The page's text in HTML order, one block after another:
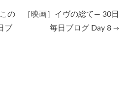
の
ブ
［映画］イヴの総て— 30日
毎日ブログ Day 8 →